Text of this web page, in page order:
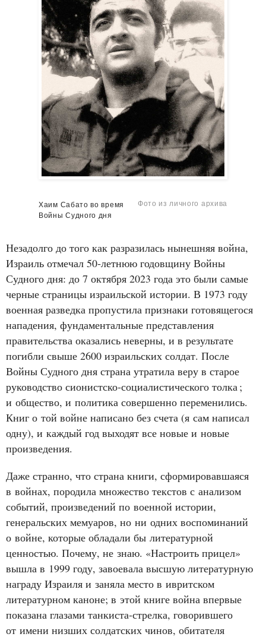
Хаим Сабато во время
Войны Судного дня
Фото из личного архива
Незадолго до того как разразилась нынешняя война,
Израиль отмечал 50‑летнюю годовщину Войны
Судного дня: до 7 октября 2023 года это были самые
черные страницы израильской истории. В 1973 году
военная разведка пропустила признаки готовящегося
нападения, фундаментальные представления
правительства оказались неверны, и в результате
погибли свыше 2600 израильских солдат. После
Войны Судного дня страна утратила веру в старое
руководство сионистско‑социалистического толка;
и общество, и политика совершенно переменились.
Книг о той войне написано без счета (я сам написал
одну), и каждый год выходят все новые и новые
произведения.
Даже странно, что страна книги, сформировавшаяся
в войнах, породила множество текстов с анализом
событий, произведений по военной истории,
генеральских мемуаров, но ни одних воспоминаний
о войне, которые обладали бы литературной
ценностью. Почему, не знаю. «Настроить прицел»
вышла в 1999 году, завоевала высшую литературную
награду Израиля и заняла место в ивритском
литературном каноне; в этой книге война впервые
показана глазами танкиста‑стрелка, говорившего
от имени низших солдатских чинов, обитателя